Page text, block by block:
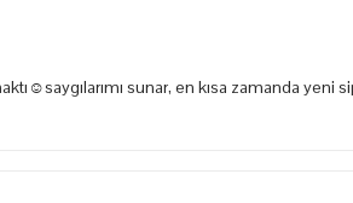
sunar, en kısa zamanda yeni